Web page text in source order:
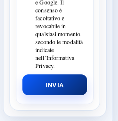
e Google. Il
consenso è
facoltativo e
revocabile in
qualsiasi momento.
secondo le modalità
indicate
nell’Informativa
Privacy.
INVIA